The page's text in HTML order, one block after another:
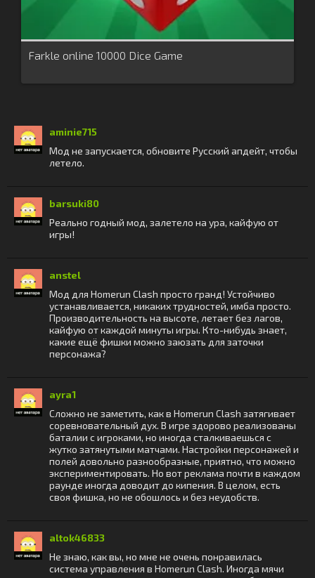
Farkle online 10000 Dice Game
aminie715
Мод не запускается, обновите Русский апдейт, чтобы
летело.
barsuki80
Реально годный мод, залетело на ура, кайфую от
игры!
anstel
Мод для Homerun Clash просто гранд! Устойчиво
устанавливается, никаких трудностей, имба просто.
Производительность на высоте, летает без лагов,
кайфую от каждой минуты игры. Кто-нибудь знает,
какие ещё фишки можно заюзать для заточки
персонажа?
ayra1
Сложно не заметить, как в Homerun Clash затягивает
соревновательный дух. В игре здорово реализованы
баталии с игроками, но иногда сталкиваешься с
жутко затянутыми матчами. Настройки персонажей и
полей довольно разнообразные, приятно, что можно
экспериментировать. Но вот реклама почти в каждом
раунде иногда доводит до кипения. В целом, есть
своя фишка, но не обошлось и без неудобств.
altok46833
Не знаю, как вы, но мне не очень понравилась
система управления в Homerun Clash. Иногда мячи